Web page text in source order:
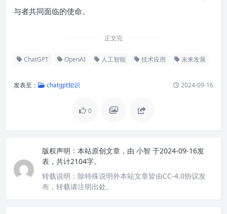
与者共同面临的使命。
正文完
ChatGPT OpenAI 人工智能 技术应用 未来发展
发表至： chatgpt知识 2024-09-16
0
版权声明： 本站原创文章，由 小智 于2024-09-16发
表，共计2104字。
转载说明： 除特殊说明外本站文章皆由CC-4.0协议发
布，转载请注明出处。